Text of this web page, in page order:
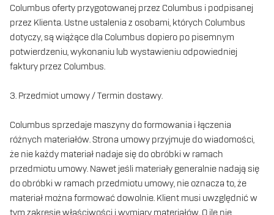
Columbus oferty przygotowanej przez Columbus i podpisanej
przez Klienta. Ustne ustalenia z osobami, których Columbus
dotyczy, są wiążące dla Columbus dopiero po pisemnym
potwierdzeniu, wykonaniu lub wystawieniu odpowiedniej
faktury przez Columbus.
3. Przedmiot umowy / Termin dostawy.
Columbus sprzedaje maszyny do formowania i łączenia
różnych materiałów. Strona umowy przyjmuje do wiadomości,
że nie każdy materiał nadaje się do obróbki w ramach
przedmiotu umowy. Nawet jeśli materiały generalnie nadają się
do obróbki w ramach przedmiotu umowy, nie oznacza to, że
materiał można formować dowolnie. Klient musi uwzględnić w